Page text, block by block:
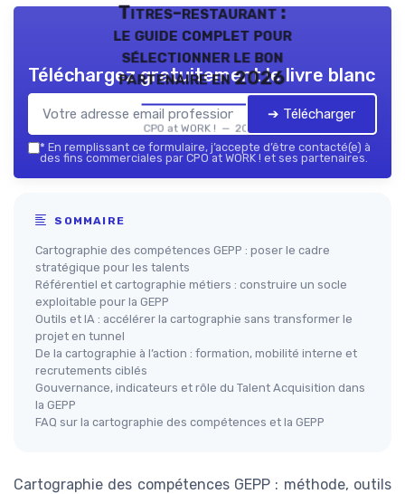
Titres-restaurant :
le guide complet pour
sélectionner le bon
partenaire en 2026
CPO at WORK ! — 2026
Téléchargez gratuitement le livre blanc
➔ Télécharger
* En remplissant ce formulaire, j’accepte d’être contacté(e) à
des fins commerciales par CPO at WORK ! et ses partenaires.
SOMMAIRE
Cartographie des compétences GEPP : poser le cadre
stratégique pour les talents
Référentiel et cartographie métiers : construire un socle
exploitable pour la GEPP
Outils et IA : accélérer la cartographie sans transformer le
projet en tunnel
De la cartographie à l’action : formation, mobilité interne et
recrutements ciblés
Gouvernance, indicateurs et rôle du Talent Acquisition dans
la GEPP
FAQ sur la cartographie des compétences et la GEPP
Cartographie des compétences GEPP : méthode, outils